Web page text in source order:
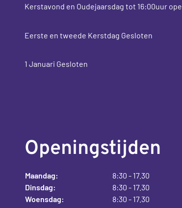
Kerstavond en Oudejaarsdag tot 16:00uur
Eerste en tweede Kerstdag Gesloten
1 Januari Gesloten
Openingstijden
Maandag:
8:30 - 17.30
Dinsdag:
8:30 - 17.30
Woensdag:
8:30 - 17.30